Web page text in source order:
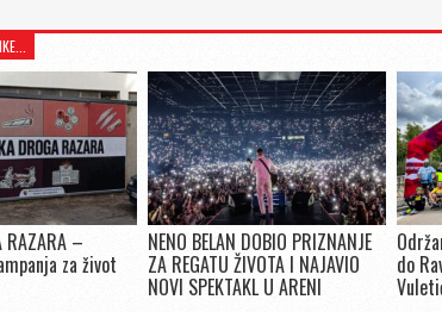
RAZARA –
za život
NENO BELAN DOBIO PRIZNANJE
ZA REGATU ŽIVOTA I NAJAVIO
NOVI SPEKTAKL U ARENI
do